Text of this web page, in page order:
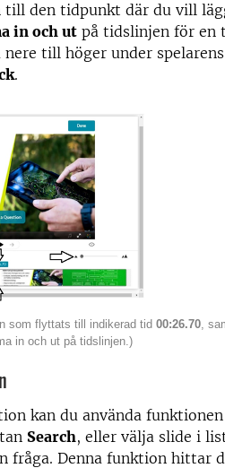
den tidpunkt där du vill
in och ut på tidslinjen för en
till höger under
.
som flyttats till indikerad tid 00:26.70,
in och ut på tidslinjen.)
kan du använda funktionen
Search, eller välja slide i
fråga. Denna funktion hittar